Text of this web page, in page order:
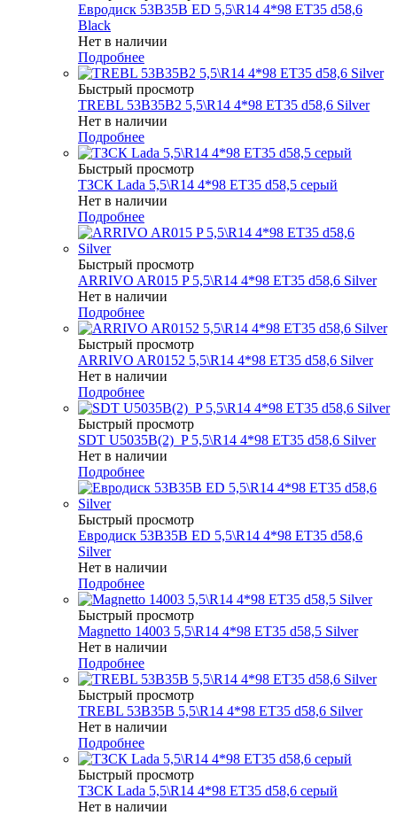
Евродиск 53B35B ED 5,5\R14 4*98 ET35 d58,6
Black
Нет в наличии
Подробнее
Быстрый просмотр
TREBL 53B35B2 5,5\R14 4*98 ET35 d58,6 Silver
Нет в наличии
Подробнее
Быстрый просмотр
ТЗСК Lada 5,5\R14 4*98 ET35 d58,5 серый
Нет в наличии
Подробнее
Быстрый просмотр
ARRIVO AR015 P 5,5\R14 4*98 ET35 d58,6 Silver
Нет в наличии
Подробнее
Быстрый просмотр
ARRIVO AR0152 5,5\R14 4*98 ET35 d58,6 Silver
Нет в наличии
Подробнее
Быстрый просмотр
SDT U5035B(2)_P 5,5\R14 4*98 ET35 d58,6 Silver
Нет в наличии
Подробнее
Быстрый просмотр
Евродиск 53B35B ED 5,5\R14 4*98 ET35 d58,6
Silver
Нет в наличии
Подробнее
Быстрый просмотр
Magnetto 14003 5,5\R14 4*98 ET35 d58,5 Silver
Нет в наличии
Подробнее
Быстрый просмотр
TREBL 53B35B 5,5\R14 4*98 ET35 d58,6 Silver
Нет в наличии
Подробнее
Быстрый просмотр
ТЗСК Lada 5,5\R14 4*98 ET35 d58,6 серый
Нет в наличии